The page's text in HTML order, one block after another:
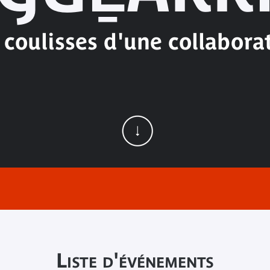
coulisses d'une
Liste d'événements